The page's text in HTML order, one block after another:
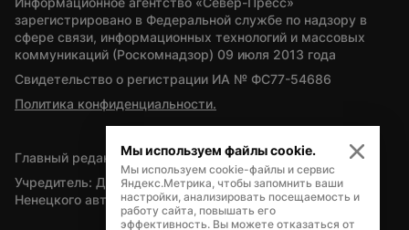
зарегистрировано в Федеральной службе по надзору в
сфере связи, информационных технологий и массовых
коммуникаций (Роскомнадзор) 09 июля 2013 года
Свидетельство о регистрации ИА № ФС77-54686
Политика конфиденциальности.
Главный редактор — А.Л. Поздеев
Учредитель: Департамент внутренней политики Ямало-
Ненецкого автономного округа
Мы используем файлы cookie.
Мы используем cookie-файлы и сервис
Яндекс.Метрика, чтобы запомнить ваши
настройки, анализировать посещаемость и
работу сайта, повышать его
эффективность. Вы можете отказаться от